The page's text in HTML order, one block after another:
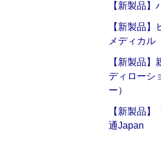
【新製品
【新製品
メディカル
【新製品
ディローシ
ー）
【新製品
通Japan